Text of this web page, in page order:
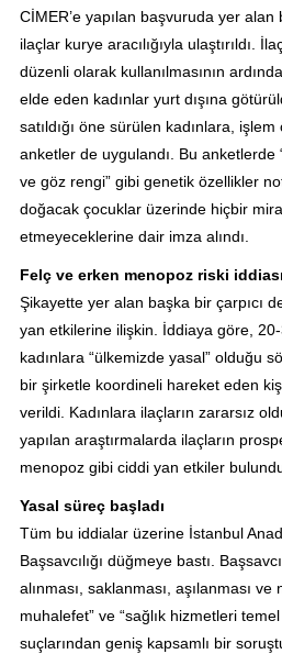
CİMER’e yapılan başvuruda yer alan
ilaçlar kurye aracılığıyla ulaştırıldı.
düzenli olarak kullanılmasının
elde eden kadınlar yurt dışına
satıldığı öne sürülen kadınlara,
anketler de uygulandı. Bu
ve göz rengi” gibi genetik özellikler
doğacak çocuklar üzerinde hiçbir
etmeyeceklerine dair imza alındı.
Felç ve erken menopoz riski iddiası
Şikayette yer alan başka bir çarpıcı
yan etkilerine ilişkin. İddiaya göre, 20-
kadınlara “ülkemizde yasal” olduğu
bir şirketle koordineli hareket eden
verildi. Kadınlara ilaçların zararsız
yapılan araştırmalarda ilaçların
menopoz gibi ciddi yan etkiler
Yasal süreç başladı
Tüm bu iddialar üzerine İstanbul
Başsavcılığı düğmeye bastı.
alınması, saklanması, aşılanması
muhalefet” ve “sağlık hizmetleri
suçlarından geniş kapsamlı bir